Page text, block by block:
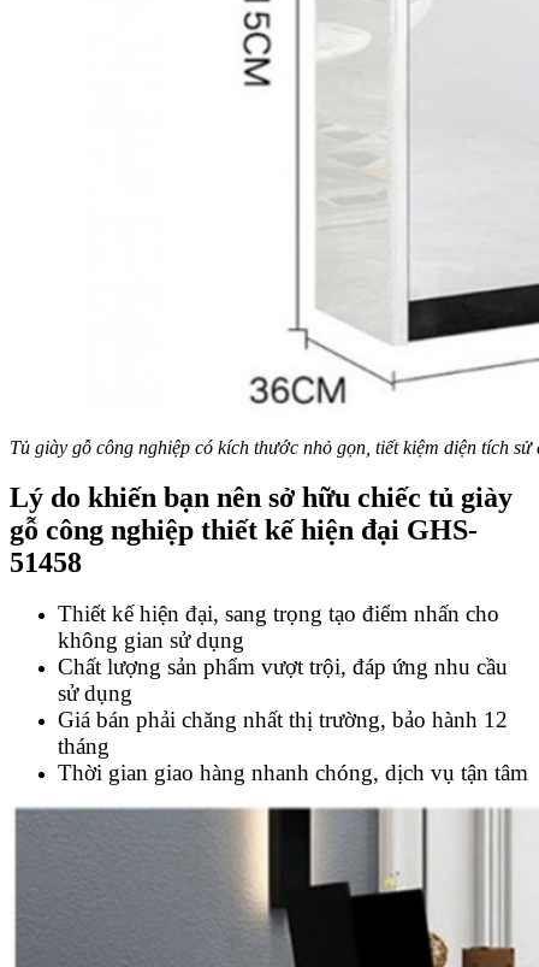
Tủ giày gỗ công nghiệp có kích thước nhỏ gọn, tiết kiệm diện tích sử
Lý do khiến bạn nên sở hữu chiếc tủ giày
gỗ công nghiệp thiết kế hiện đại GHS-
51458
Thiết kế hiện đại, sang trọng tạo điểm nhấn cho
không gian sử dụng
Chất lượng sản phẩm vượt trội, đáp ứng nhu cầu
sử dụng
Giá bán phải chăng nhất thị trường, bảo hành 12
tháng
Thời gian giao hàng nhanh chóng, dịch vụ tận tâm